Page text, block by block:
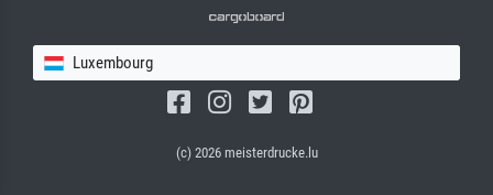
Luxembourg
(c) 2026 meisterdrucke.lu